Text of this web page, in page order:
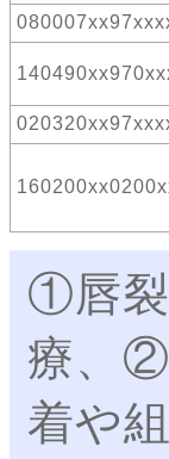
①唇裂
療、②
着や